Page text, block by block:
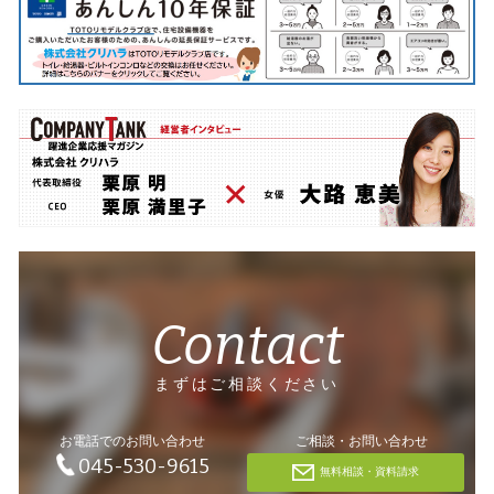
Contact
まずはご相談ください
お電話でのお問い合わせ
045-530-9615
ご相談・お問い合わせ
無料相談・資料請求